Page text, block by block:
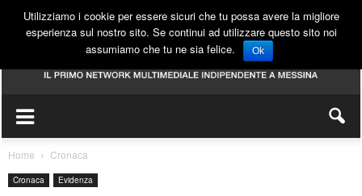
Home Cronaca
Cronaca Evidenza
Utilizziamo i cookie per essere sicuri che tu possa avere la migliore
esperienza sul nostro sito. Se continui ad utilizzare questo sito noi
assumiamo che tu ne sia felice.
Ok